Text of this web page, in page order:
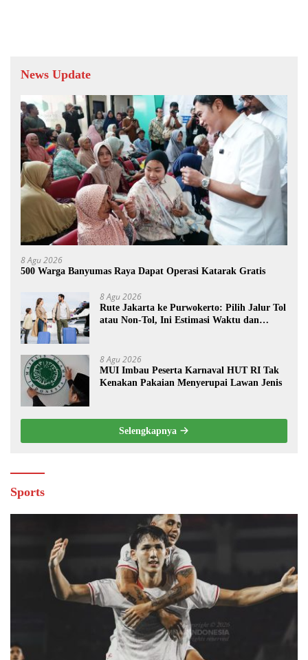
News Update
8 Agu 2026
500 Warga Banyumas Raya Dapat Operasi Katarak Gratis
8 Agu 2026
Rute Jakarta ke Purwokerto: Pilih Jalur Tol
atau Non-Tol, Ini Estimasi Waktu dan
8 Agu 2026
MUI Imbau Peserta Karnaval HUT RI Tak
Kenakan Pakaian Menyerupai Lawan Jenis
Selengkapnya
Sports